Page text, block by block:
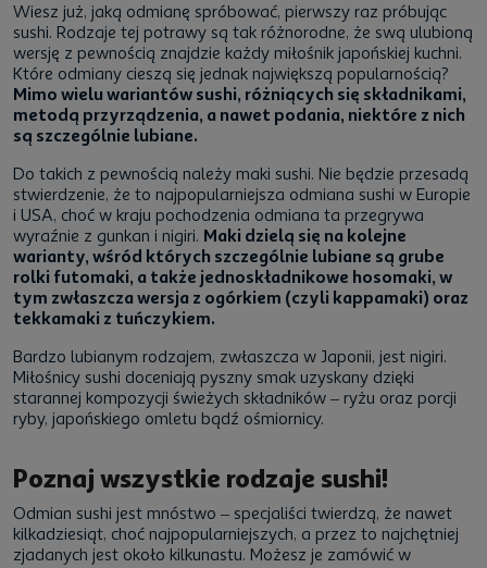
Wiesz już, jaką odmianę spróbować, pierwszy raz próbując
sushi. Rodzaje tej potrawy są tak różnorodne, że swą ulubioną
wersję z pewnością znajdzie każdy miłośnik japońskiej kuchni.
Które odmiany cieszą się jednak największą popularnością?
Mimo wielu wariantów sushi, różniących się składnikami,
metodą przyrządzenia, a nawet podania, niektóre z nich
są szczególnie lubiane.
Do takich z pewnością należy maki sushi. Nie będzie przesadą
stwierdzenie, że to najpopularniejsza odmiana sushi w Europie
i USA, choć w kraju pochodzenia odmiana ta przegrywa
wyraźnie z gunkan i nigiri. Maki dzielą się na kolejne
warianty, wśród których szczególnie lubiane są grube
rolki futomaki, a także jednoskładnikowe hosomaki, w
tym zwłaszcza wersja z ogórkiem (czyli kappamaki) oraz
tekkamaki z tuńczykiem.
Bardzo lubianym rodzajem, zwłaszcza w Japonii, jest nigiri.
Miłośnicy sushi doceniają pyszny smak uzyskany dzięki
starannej kompozycji świeżych składników – ryżu oraz porcji
ryby, japońskiego omletu bądź ośmiornicy.
Poznaj wszystkie rodzaje sushi!
Odmian sushi jest mnóstwo – specjaliści twierdzą, że nawet
kilkadziesiąt, choć najpopularniejszych, a przez to najchętniej
zjadanych jest około kilkunastu. Możesz je zamówić w